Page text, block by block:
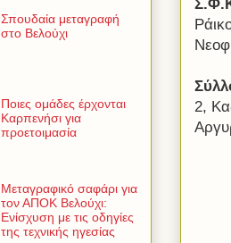
2,
Σπουδαία μεταγραφή
στο Βελούχι
Ποιες ομάδες έρχονται
Καρπενήσι για
προετοιμασία
Μεταγραφικό σαφάρι για
τον ΑΠΟΚ Βελούχι:
Ενίσχυση με τις οδηγίες
της τεχνικής ηγεσίας